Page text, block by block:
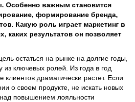
Особенно важным становится
формирование бренда,
Какую роль играет маркетинг в
каких результатов он позволяет
остаться на рынке на долгие годы,
из ключевых ролей. Из года в год
клиентов драматически растет. Если
о своем продукте, не искать новых
над повышением лояльности